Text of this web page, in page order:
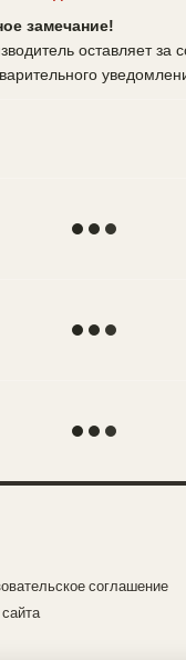
замечание!
оставляет за
соглашение